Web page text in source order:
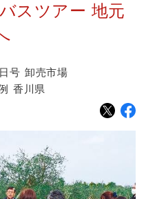
スツアー 地元
号 卸売市場
香川県